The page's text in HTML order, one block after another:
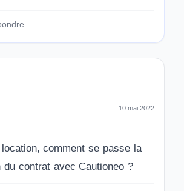
10 mai 2022
comment se passe la
du contrat avec Cautioneo ?